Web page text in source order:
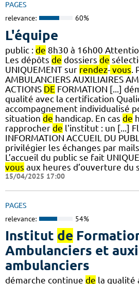
PAGES
relevance: 60%
L'équipe
public : de 8h30 à 16h00
Les dépôts de dossiers de
UNIQUEMENT sur rendez- vous
AMBULANCIERS AUXILIAIRES
ACTIONS DE FORMATION [...]
qualité avec la certification
accompagnement individualisé
situation de handicap. En cas de
rapprocher de l'institut : un [...]
INFORMATION ACCUEIL DU
privilégier les échanges par
L’accueil du public se fait
vous aux heures d’ouverture du
15/04/2025 17:00
PAGES
relevance: 54%
Institut de
Ambulanciers et
ambulanciers
démarche continue de la qualité